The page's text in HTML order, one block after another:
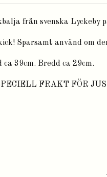
från svenska
Sparsamt använd om
39cm. Bredd ca 29cm.
FRAKT FÖR